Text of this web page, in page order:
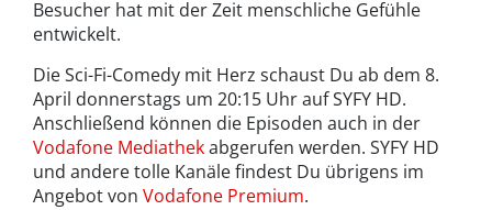
Besucher hat mit der Zeit menschliche Gefühle
entwickelt.
Die Sci-Fi-Comedy mit Herz schaust Du ab dem 8.
April donnerstags um 20:15 Uhr auf SYFY HD.
Anschließend können die Episoden auch in der
Vodafone Mediathekabgerufen werden. SYFY HD
und andere tolle Kanäle findest Du übrigens im
Angebot von Vodafone Premium.